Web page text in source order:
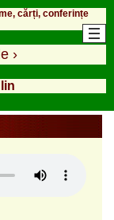
cărți, conferințe
›